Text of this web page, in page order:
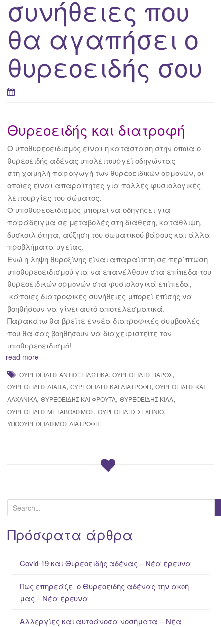
συνήθειες που
θα αγαπήσει ο
θυρεοειδής σου
Θυρεοειδής και διατροφή
Ο υποθυρεοειδισμός είναι η κατάσταση στην οποία ο
θυρεοειδής αδένας υπολειτουργεί οδηγώντας
στη χαμηλή παραγωγή των θυρεοειδικών ορμονών, οι
οποίες είναι απαραίτητες για πολλές φυσιολογικές
λειτουργίες του σώματος.
Ο υποθυρεοειδισμός μπορεί να οδηγήσει για
παράδειγμα σε μεταβολές στη διάθεση, κατάθλιψη,
δυσκοιλιότητα, αύξηση του σωματικού βάρους και άλλα
προβλήματα υγείας.
Ενώ η λήψη θυροξίνης είναι απαραίτητη σε περίπτωση
υποθυρεοειδισμού για να επανέλθουν στα επίπεδα του
θυρεοειδικών ορμονών στα φυσιολογικά επίπεδα,
κάποιες διατροφικές συνήθειες μπορεί επίσης να
βοηθήσουν να γίνει αυτό αποτελεσματικά.
Παρακάτω θα βρείτε εννέα διατροφικές συμβουλές
που θα σας βοηθήσουν να διαχειριστείτε τον
υποθυρεοειδισμό!
read more
ΘΥΡΕΟΕΙΔΉΣ ΑΝΤΙΟΞΕΙΔΩΤΙΚΆ, ΘΥΡΕΟΕΙΔΉΣ ΒΆΡΟΣ,
ΘΥΡΕΟΕΙΔΉΣ ΔΊΑΙΤΑ, ΘΥΡΕΟΕΙΔΉΣ ΚΑΙ ΔΙΑΤΡΟΦΉ, ΘΥΡΕΟΕΙΔΉΣ ΚΑΙ
ΛΑΧΑΝΙΚΆ, ΘΥΡΕΟΕΙΔΉΣ ΚΑΙ ΦΡΟΎΤΑ, ΘΥΡΕΟΕΙΔΉΣ ΚΙΛΆ,
ΘΥΡΕΟΕΙΔΉΣ ΜΕΤΑΒΟΛΙΣΜΌΣ, ΘΥΡΕΟΕΙΔΉΣ ΣΕΛΉΝΙΟ,
ΥΠΟΘΥΡΕΟΕΙΔΙΣΜΌΣ ΔΙΑΤΡΟΦΉ
e
a
rΠρόσφατα άρθρα
Covid-19 και Θυρεοειδής αδένας – Νέα έρευνα
Πως επηρεάζει ο Θυρεοειδής αδένας την ακοή
μας – Νέα έρευνα
Αλλεργίες και αυτοάνοσα νοσήματα – Νέα